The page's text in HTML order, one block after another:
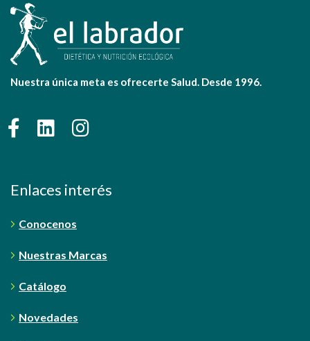
Nuestra única meta es ofrecerte Salud. Desde 1996.
Enlaces interés
Conocenos
Nuestras Marcas
Catálogo
Novedades